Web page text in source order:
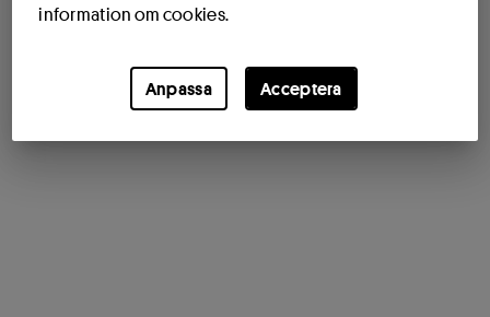
information om cookies.
Anpassa Acceptera